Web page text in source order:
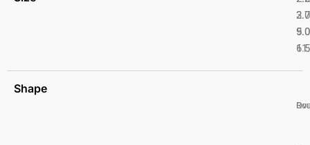
Shape